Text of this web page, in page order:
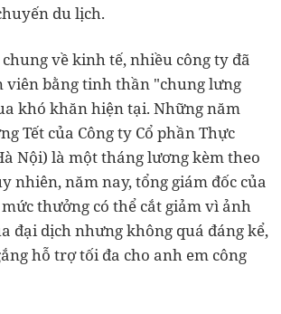
du lịch.
về kinh tế, nhiều công ty đã
viên bằng tinh thần "chung lưng
khó khăn hiện tại. Những năm
Tết của Công ty Cổ phần Thực
Nội) là một tháng lương kèm theo
nhiên, năm nay, tổng giám đốc của
thưởng có thể cắt giảm vì ảnh
đại dịch nhưng không quá đáng kể,
hỗ trợ tối đa cho anh em công